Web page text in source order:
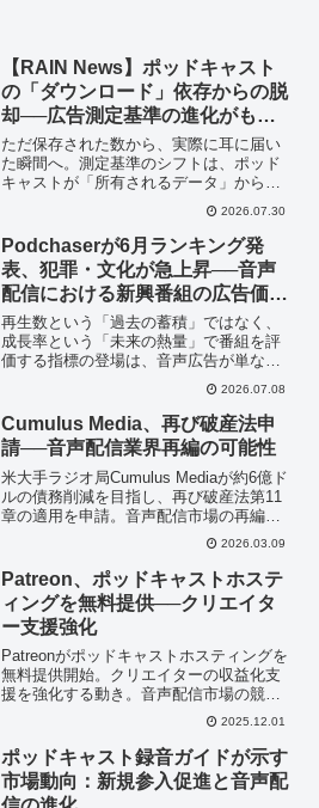
【RAIN News】ポッドキャスト
の「ダウンロード」依存からの脱
却──広告測定基準の進化がもた
らすビジネスの転換点
ただ保存された数から、実際に耳に届い
た瞬間へ。測定基準のシフトは、ポッド
キャストが「所有されるデータ」から
「共有される体験」へと本質的な脱皮を
遂げるための、必然のプロセスだ。
2026.07.30
Podchaserが6月ランキング発
表、犯罪・文化が急上昇──音声
配信における新興番組の広告価値
を示す
再生数という「過去の蓄積」ではなく、
成長率という「未来の熱量」で番組を評
価する指標の登場は、音声広告が単なる
露出から、熱狂の初期衝動への投資へと
シフトしていることを示している。
2026.07.08
Cumulus Media、再び破産法申
請──音声配信業界再編の可能性
米大手ラジオ局Cumulus Mediaが約6億ド
ルの債務削減を目指し、再び破産法第11
章の適用を申請。音声配信市場の再編と
伝統的メディアのデジタル化への課題を
2026.03.09
Patreon、ポッドキャストホステ
ィングを無料提供──クリエイタ
ー支援強化
Patreonがポッドキャストホスティングを
無料提供開始。クリエイターの収益化支
援を強化する動き。音声配信市場の競争
激化と多様化が進む中、Patreonの戦略を
2025.12.01
ポッドキャスト録音ガイドが示す
市場動向：新規参入促進と音声配